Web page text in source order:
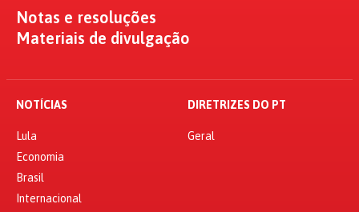
Notas e resoluções
Materiais de divulgação
NOTÍCIAS
Lula
Economia
Brasil
Internacional
DIRETRIZES DO PT
Geral